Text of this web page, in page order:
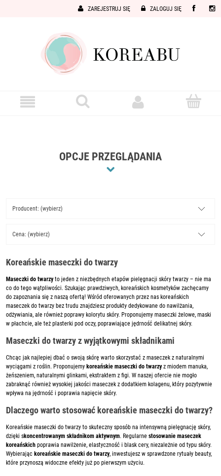
ZAREJESTRUJ SIĘ ZALOGUJ SIĘ
OPCJE PRZEGLĄDANIA
Producent: (wybierz)
Cena: (wybierz)
Koreańskie maseczki do twarzy
Maseczki do twarzyto jeden z niezbędnych etapów pielęgnacji skóry twarzy – nie ma
co do tego wątpliwości. Szukając prawdziwych, koreańskich kosmetyków zachęcamy
do zapoznania się z naszą ofertą! Wśród oferowanych przez nas koreańskich
maseczek do twarzy bez trudu znajdziesz produkty dedykowane do nawilżania,
odżywiania, ale również poprawy kolorytu skóry. Proponujemy maseczki żelowe, maski
w płachcie, ale też plasterki pod oczy, poprawiające jędrność delikatnej skóry.
Maseczki do twarzy z wyjątkowymi składnikami
Chcąc jak najlepiej dbać o swoją skórę warto skorzystać z maseczek z naturalnymi
wyciągami z roślin. Proponujemy koreańskie maseczki do twarzyz miodem manuka,
żeńszeniem, naturalnymi glinkami, ekstraktem z figi. W naszej ofercie nie mogło
zabraknąć również wysokiej jakości maseczek z dodatkiem kolagenu, który pozytywnie
wpływa na jędrność i poprawia napięcie skóry.
Dlaczego warto stosować koreańskie maseczki do twarzy?
Koreańskie maseczki do twarzy to skuteczny sposób na intensywną pielęgnację skóry,
dzięki skoncentrowanym składnikom aktywnym. Regularne stosowanie maseczek
koreańskich poprawia nawilżenie, elastyczność i blask cery, niezależnie od typu skóry.
Wybierając koreańskie maseczki do twarzy, inwestujesz w sprawdzone rytuały beauty,
które przynoszą widoczne efekty już po pierwszym użyciu.